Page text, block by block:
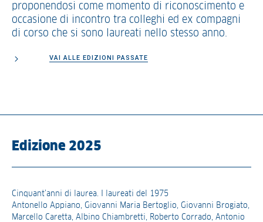
proponendosi come momento di riconoscimento e
occasione di incontro tra colleghi ed ex compagni
di corso che si sono laureati nello stesso anno.
VAI ALLE EDIZIONI PASSATE
Edizione 2025
Cinquant’anni di laurea. I laureati del 1975
Antonello Appiano, Giovanni Maria Bertoglio, Giovanni Brogiato,
Marcello Caretta, Albino Chiambretti, Roberto Corrado, Antonio